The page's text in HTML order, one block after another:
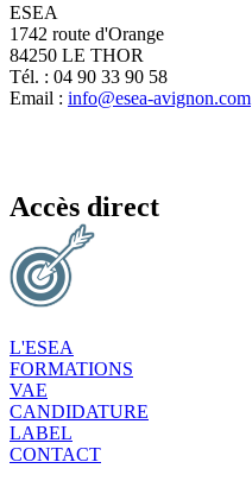
ESEA
1742 route d'Orange
84250 LE THOR
Tél. : 04 90 33 90 58
Email : info@esea-avignon.com
Accès direct
L'ESEA
FORMATIONS
VAE
CANDIDATURE
LABEL
CONTACT